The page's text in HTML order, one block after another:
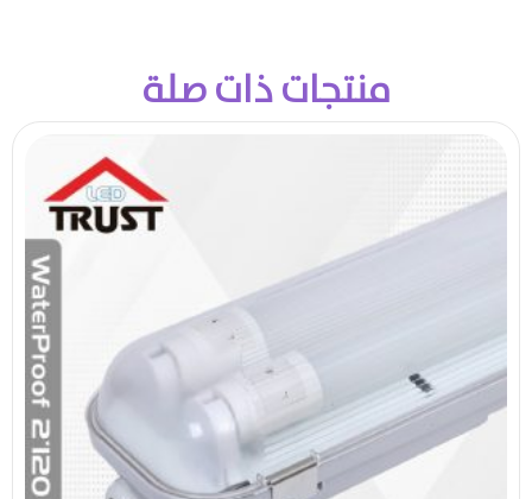
منتجات ذات صلة